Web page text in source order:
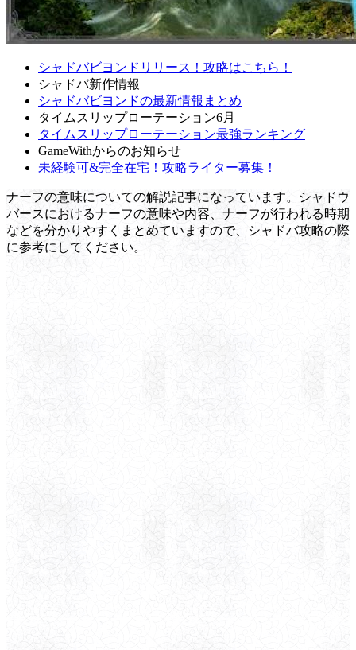
シャドバビヨンドリリース！攻略はこちら！
シャドバ新作情報
シャドバビヨンドの最新情報まとめ
タイムスリップローテーション6月
タイムスリップローテーション最強ランキング
GameWithからのお知らせ
未経験可&完全在宅！攻略ライター募集！
ナーフの意味についての解説記事になっています。シャドウ
バースにおけるナーフの意味や内容、ナーフが行われる時期
などを分かりやすくまとめていますので、シャドバ攻略の際
に参考にしてください。